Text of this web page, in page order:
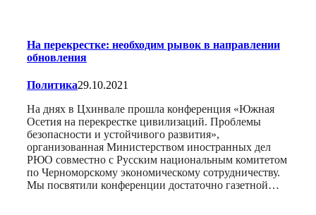
На перекрестке: необходим рывок в направлении
обновления
Политика29.10.2021
На днях в Цхинвале прошла конференция «Южная
Осетия на перекрестке цивилизаций. Проблемы
безопасности и устойчивого развития»,
организованная Министерством иностранных дел
РЮО совместно с Русским национальным комитетом
по Черноморскому экономическому сотрудничеству.
Мы посвятили конференции достаточно газетной…